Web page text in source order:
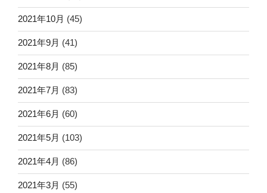
2021年10月 (45)
2021年9月 (41)
2021年8月 (85)
2021年7月 (83)
2021年6月 (60)
2021年5月 (103)
2021年4月 (86)
2021年3月 (55)